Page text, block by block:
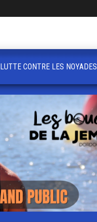
LUTTE CONTRE LES NOYADES